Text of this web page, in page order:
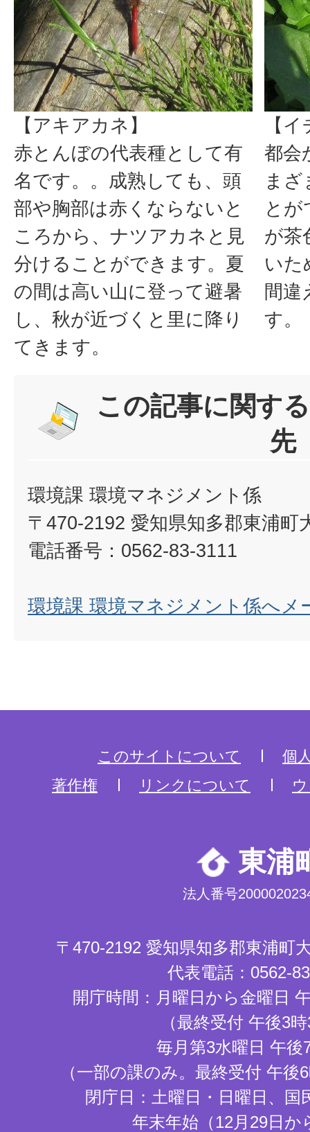
【アキアカネ】
赤とんぼの代表種として有
名です。。成熟しても、頭
部や胸部は赤くならないと
ころから、ナツアカネと見
分けることができます。夏
の間は高い山に登って避暑
し、秋が近づくと里に降り
てきます。
【
都会
ま
とが
が茶
いた
間違
す。
この記事に関す
先
環境課 環境マネジメント係
〒470-2192 愛知県知多郡東浦町
電話番号：0562-83-3111
環境課 環境マネジメント係へメ
このサイトについて
個
著作権
リンクについて
東浦
法人番号
〒470-2192 愛知県知多郡東浦町
代表電話：0562-
開庁時間：月曜日から金曜日
（最終受付 午後3
毎月第3水曜日 午後
（一部の課のみ。最終受付 午
閉庁日：土曜日・日曜日、国
年末年始（12月29日か